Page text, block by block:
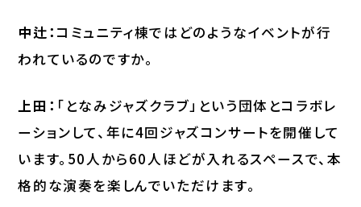
中辻： コミュニティ棟ではどのようなイベントが行
われているのですか。
上田： 「となみジャズクラブ」という団体とコラボレ
ーションして、年に4回ジャズコンサートを開催して
います。50人から60人ほどが入れるスペースで、本
格的な演奏を楽しんでいただけます。